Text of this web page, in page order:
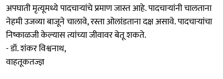
अपघाती मृत्यूमध्ये पादचाऱ्यांचे प्रमाण जास्त आहे. पादचाऱ्यांनी चालताना
नेहमी उजव्या बाजूने चालावे, रस्ता ओलांडताना दक्ष असावे. पादचाऱ्यांचा
निष्काळजी केल्यास त्यांच्या जीवावर बेतू शकते.
- डॉ. शंकर विश्वनाथ,
वाहतूकतज्ज्ञ